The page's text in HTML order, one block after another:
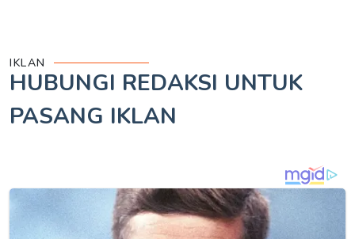
IKLAN
HUBUNGI REDAKSI UNTUK
PASANG IKLAN